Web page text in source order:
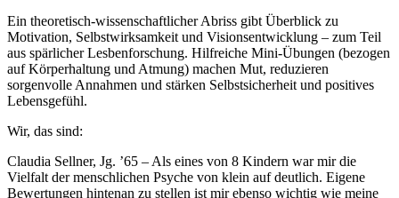
Ein theoretisch-wissenschaftlicher Abriss gibt Überblick zu
Motivation, Selbstwirksamkeit und Visionsentwicklung – zum Teil
aus spärlicher Lesbenforschung. Hilfreiche Mini-Übungen (bezogen
auf Körperhaltung und Atmung) machen Mut, reduzieren
sorgenvolle Annahmen und stärken Selbstsicherheit und positives
Lebensgefühl.
Wir, das sind:
Claudia Sellner, Jg. ’65 – Als eines von 8 Kindern war mir die
Vielfalt der menschlichen Psyche von klein auf deutlich. Eigene
Bewertungen hintenan zu stellen ist mir ebenso wichtig wie meine